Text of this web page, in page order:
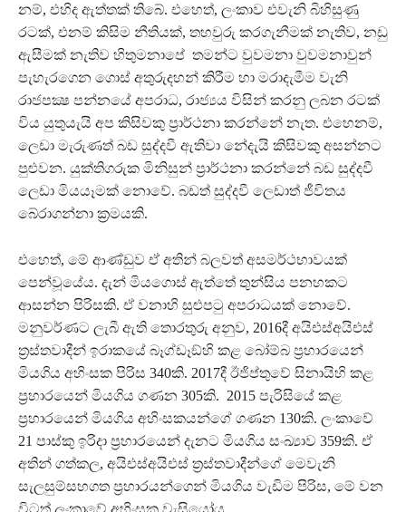
නම්, එහිද ඇත්තක් තිබේ. එහෙත්, ලංකාව එවැනි බිහිසුණු
රටක්, එනම් කිසිම නීතියක්, තහවුරු කරගැනීමක් නැතිව, නඩු
ඇසීමක් නැතිව හිතුමනාපේ තමන්ට වුවමනා වුවමනාවුන්
පැහැරගෙන ගොස් අතුරුදහන් කිරීම හා මරාදැමීම වැනි
රාජපක්‍ෂ පන්නයේ අපරාධ, රාජ්‍යය විසින් කරනු ලබන රටක්
විය යුතුයැයි අප කිසිවකු ප්‍රාර්ථනා කරන්නේ නැත. එහෙනම්,
ලෙඩා මැරුණත් බඩ සුද්දවී ඇතිවා නේදැයි කිසිවකු අසන්නට
පුළුවන. යුක්තිගරුක මිනිසුන් ප්‍රාර්ථනා කරන්නේ බඩ සුද්දවී
ලෙඩා මියයෑමක් නොවේ. බඩත් සුද්දවී ලෙඩාත් ජීවිතය
බේරාගන්නා ක්‍රමයකි.
එහෙත්, මේ ආණ්ඩුව ඒ අතින් බලවත් අසමර්ථභාවයක්
පෙන්වූයේය. දැන් මියගොස් ඇත්තේ තුන්සිය පනහකට
ආසන්න පිරිසකි. ඒ වනාහි සුළුපටු අපරාධයක් නොවේ.
මනුවර්ණට ලැබී ඇති තොරතුරු අනුව, 2016දී අයිඑස්අයිඑස්
ත්‍රස්තවාදීන් ඉරාකයේ බෑග්ඩෑඞ්හි කළ බෝම්බ ප්‍රහාරයෙන්
මියගිය අහිංසක පිරිස 340කි. 2017දී ඊජිප්තුවේ සිනායිහි කළ
ප්‍රහාරයෙන් මියගිය ගණන 305කි. 2015 පැරිසියේ කළ
ප්‍රහාරයෙන් මියගිය අහිංසකයන්ගේ ගණන 130කි. ලංකාවේ
21 පාස්කු ඉරිදා ප්‍රහාරයෙන් දැනට මියගිය සංඛ්‍යාව 359කි. ඒ
අතින් ගත්කල, අයිඑස්අයිඑස් ත්‍රස්තවාදීන්ගේ මෙවැනි
සැලසුම්සහගත ප්‍රහාරයන්ගෙන් මියගිය වැඩිම පිරිස, මේ වන
විටත් ලංකාවේ අහිංසක වැසියෝය.